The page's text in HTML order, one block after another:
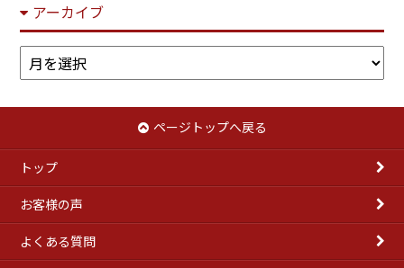
アーカイブ
ア
ー
ブ
ページトップへ戻る
トップ
お客様の声
よくある質問